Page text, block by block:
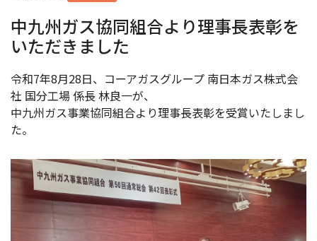
中九州ガス協同組合より理事長表彰を
いただきました
令和7年8月28日、コーアガスグループ 南日本ガス株式会
社 国分工場 係長 林良一が、
中九州ガス事業協同組合より理事長表彰を受賞いたしまし
た。